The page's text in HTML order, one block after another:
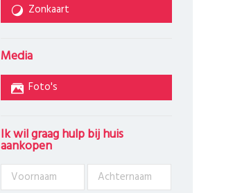
Zonkaart
Media
Foto's
Ik wil graag hulp bij huis
aankopen